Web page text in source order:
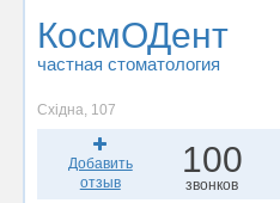
КосмОДент
частная стоматология
Східна, 107
Добавить
отзыв
100
звонков